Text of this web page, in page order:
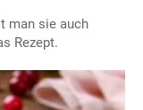
man sie auch
Rezept.